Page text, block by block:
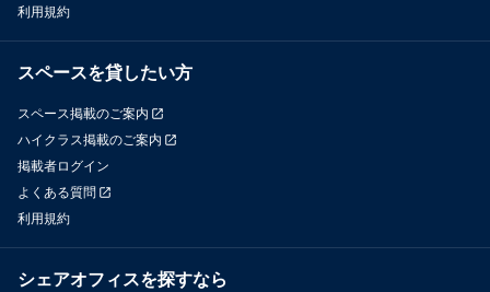
利用規約
スペースを貸したい方
スペース掲載のご案内
ハイクラス掲載のご案内
掲載者ログイン
よくある質問
利用規約
シェアオフィスを探すなら